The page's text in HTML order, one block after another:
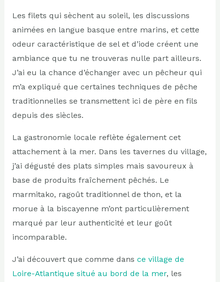
Les filets qui sèchent au soleil, les discussions
animées en langue basque entre marins, et cette
odeur caractéristique de sel et d’iode créent une
ambiance que tu ne trouveras nulle part ailleurs.
J’ai eu la chance d’échanger avec un pêcheur qui
m’a expliqué que certaines techniques de pêche
traditionnelles se transmettent ici de père en fils
depuis des siècles.
La gastronomie locale reflète également cet
attachement à la mer. Dans les tavernes du village,
j’ai dégusté des plats simples mais savoureux à
base de produits fraîchement pêchés. Le
marmitako, ragoût traditionnel de thon, et la
morue à la biscayenne m’ont particulièrement
marqué par leur authenticité et leur goût
incomparable.
J’ai découvert que comme dans ce village de
Loire-Atlantique situé au bord de la mer, les